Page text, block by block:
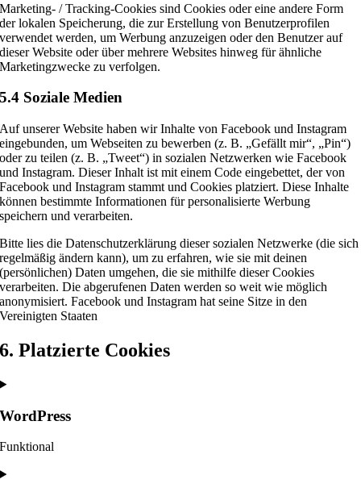
Marketing- / Tracking-Cookies sind Cookies oder eine andere Form
der lokalen Speicherung, die zur Erstellung von Benutzerprofilen
verwendet werden, um Werbung anzuzeigen oder den Benutzer auf
dieser Website oder über mehrere Websites hinweg für ähnliche
Marketingzwecke zu verfolgen.
5.4 Soziale Medien
Auf unserer Website haben wir Inhalte von Facebook und Instagram
eingebunden, um Webseiten zu bewerben (z. B. „Gefällt mir“, „Pin“)
oder zu teilen (z. B. „Tweet“) in sozialen Netzwerken wie Facebook
und Instagram. Dieser Inhalt ist mit einem Code eingebettet, der von
Facebook und Instagram stammt und Cookies platziert. Diese Inhalte
können bestimmte Informationen für personalisierte Werbung
speichern und verarbeiten.
Bitte lies die Datenschutzerklärung dieser sozialen Netzwerke (die sich
regelmäßig ändern kann), um zu erfahren, wie sie mit deinen
(persönlichen) Daten umgehen, die sie mithilfe dieser Cookies
verarbeiten. Die abgerufenen Daten werden so weit wie möglich
anonymisiert. Facebook und Instagram hat seine Sitze in den
Vereinigten Staaten
6. Platzierte Cookies
WordPress
Funktional